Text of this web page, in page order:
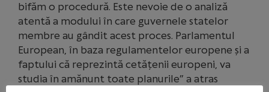
bifăm o procedură. Este nevoie de o analiză
atentă a modului în care guvernele statelor
membre au gândit acest proces. Parlamentul
European, în baza regulamentelor europene și a
faptului că reprezintă cetățenii europeni, va
studia în amănunt toate planurile” a atras